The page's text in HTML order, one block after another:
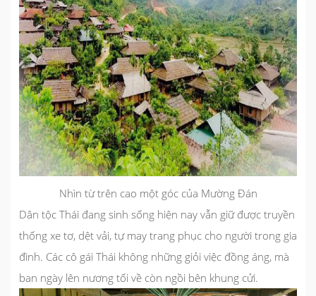
Nhìn từ trên cao một góc của Mường Đán
Dân tộc Thái đang sinh sống hiện nay vẫn giữ được truyền
thống xe tơ, dệt vải, tự may trang phục cho người trong gia
đình. Các cô gái Thái không những giỏi việc đồng áng, mà
ban ngày lên nương tối về còn ngồi bên khung cửi.